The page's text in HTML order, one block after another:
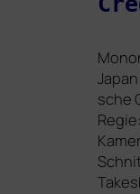
sche